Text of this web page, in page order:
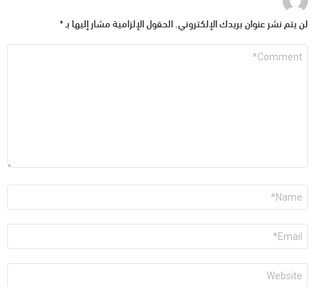
لن يتم نشر عنوان بريدك الإلكتروني. الحقول الإلزامية مشار إليها بـ *
التعليق
الاسم
البريد
الإلكتروني
*
الموقع
الإلكتروني